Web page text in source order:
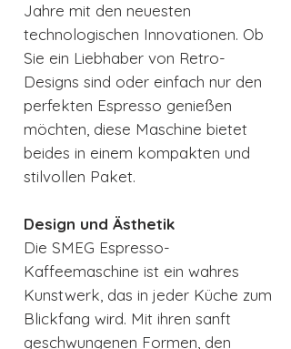
Jahre mit den neuesten
technologischen Innovationen. Ob
Sie ein Liebhaber von Retro-
Designs sind oder einfach nur den
perfekten Espresso genießen
möchten, diese Maschine bietet
beides in einem kompakten und
stilvollen Paket.
Design und Ästhetik
Die SMEG Espresso-
Kaffeemaschine ist ein wahres
Kunstwerk, das in jeder Küche zum
Blickfang wird. Mit ihren sanft
geschwungenen Formen, den